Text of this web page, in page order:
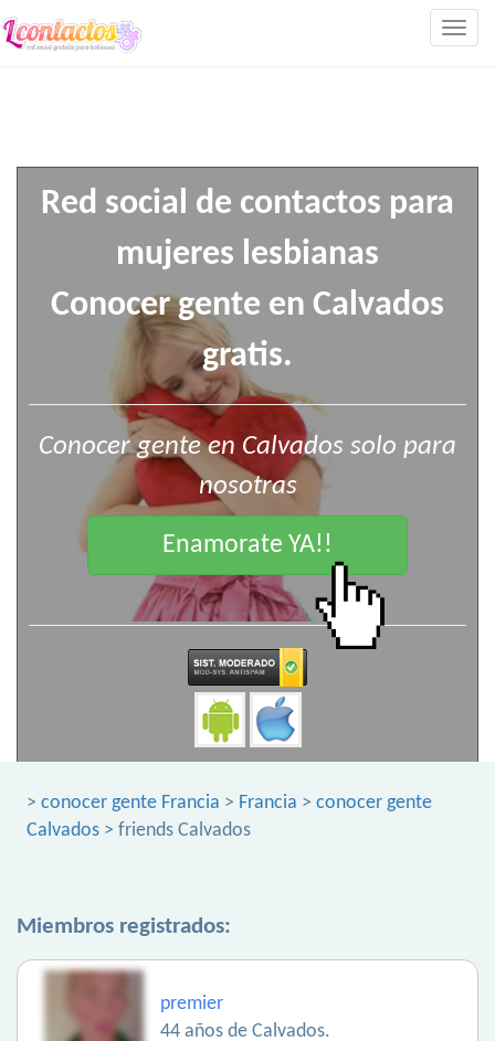
Red social de contactos para
mujeres lesbianas
Conocer gente en Calvados
gratis.
Conocer gente en Calvados solo para
nosotras
Enamorate YA!!
> conocer gente Francia > Francia > conocer gente
Calvados > friends Calvados
Miembros registrados:
premier
44 años de Calvados.